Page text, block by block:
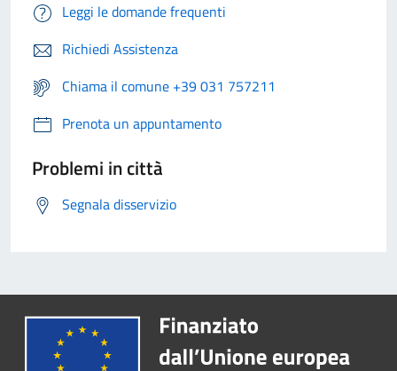
Leggi le domande frequenti
Richiedi Assistenza
Chiama il comune +39 031 757211
Prenota un appuntamento
Problemi in città
Segnala disservizio